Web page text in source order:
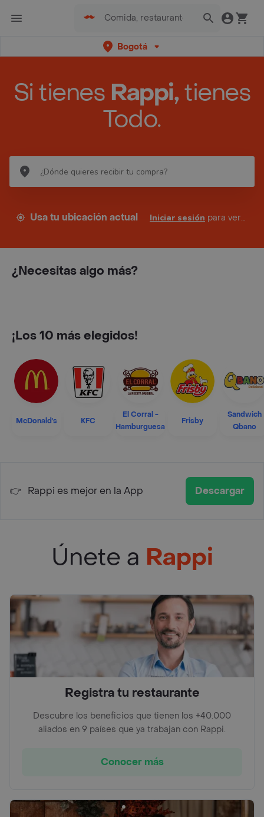
Bogotá
Si tienes Rappi,tienes
Todo.
Usa tu ubicación actual Iniciar sesión para ver tus direcciones
¿Necesitas algo más?
¡Los 10 más elegidos!
McDonald's KFC
El Corral -
Hamburguesa
Frisby
Sandwich
Qbano
👉 Rappi es mejor en la App Descargar
Únete a Rappi
Registra tu restaurante
Descubre los beneficios que tienen los +40.000
aliados en 9 países que ya trabajan con Rappi.
Conocer más